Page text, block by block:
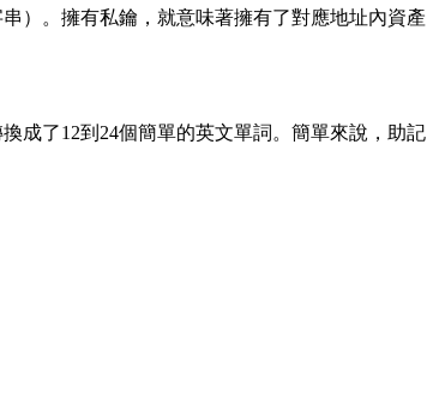
）。擁有私鑰，就意味著擁有了對應地址內資產
成了12到24個簡單的英文單詞。 簡單來說 ，助記